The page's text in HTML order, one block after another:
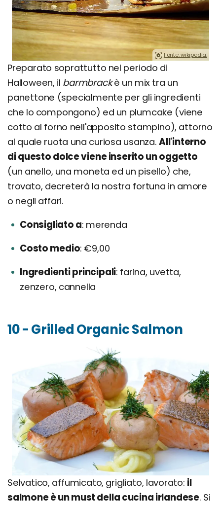
Fonte: wikipedia.
Preparato soprattutto nel periodo di
Halloween, il barmbrackè un mix tra un
panettone (specialmente per gli ingredienti
che lo compongono) ed un plumcake (viene
cotto al forno nell'apposito stampino), attorno
al quale ruota una curiosa usanza. All'interno
di questo dolce viene inserito un oggetto
(un anello, una moneta ed un pisello) che,
trovato, decreterà la nostra fortuna in amore
o negli affari.
Consigliato a merenda
Costo medio €9,00
Ingredienti principali farina, uvetta,
zenzero, cannella
10 - Grilled Organic Salmon
Selvatico, affumicato, grigliato, lavorato: il
salmone è un must della cucina irlandese. Si